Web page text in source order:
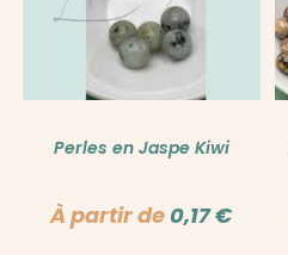
Perles en Jaspe Kiwi
À partir de 0,17€